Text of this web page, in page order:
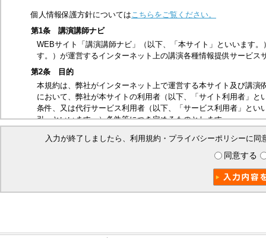
個人情報保護方針についてはこちらをご覧ください。
第1条 講演講師ナビ
WEBサイト「講演講師ナビ」（以下、「本サイト」といいます
す。）が運営するインターネット上の講演各種情報提供サービス
第2条 目的
本規約は、弊社がインターネット上で運営する本サイト及び講
において、弊社が本サイトの利用者（以下、「サイト利用者」
条件、又は代行サービス利用者（以下、「サービス利用者」と
引」といいます。）条件等につき定めるものとします。
第3条 適用範囲
本規約は、サイト利用者及び本取引に関する弊社とサービス利
ビス利用者は、本規約の内容を承諾したものとみなします。
本サイトは、以下の行為を禁止いたします。
本サイトを私的利用の範囲を超えて利用する行為
入力が終了しましたら、利用規約・プライバシーポリシーに
同意する